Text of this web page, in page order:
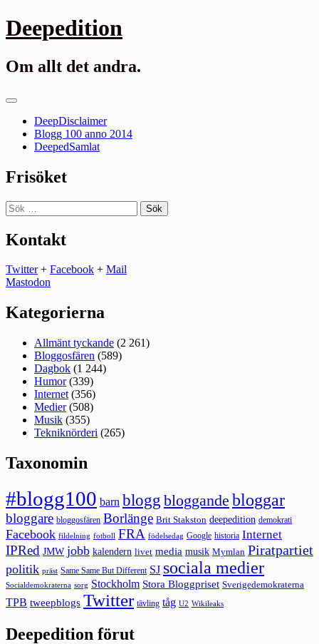
Gå
till
Deepedition
Om allt det andra.
Primär
DeepDisclaimer
Blogg 100 anno 2014
DeepedSamlat
Frisöket
Sök
efter:
Kontakt
Twitter+ Facebook + Mail
Mastodon
Kategorierna
Allmänt tyckande (2 261)
Bloggosfären (589)
Dagbok (1 244)
Humor(339)
Internet (356)
Medier(508)
Musik (355)
Tekniknörderi (265)
Taxonomin
#blogg100 barn blogg bloggande bloggar
bloggare bloggosfären Borlänge Brit Stakston deepedition demokrati
Facebook fildelning fotboll FRA födelsedag Google historia Internet
IPRed JMW jobb kalendern livet media musik Mymlan Piratpartiet
politik präst Same Same But Different SJ sociala medier
Socialdemokraterna sorg Stockholm Stora Bloggpriset Sverigedemokraterna
TPB tweepblogs Twitter tävling tåg U2 Wikileaks
Deepedition förut